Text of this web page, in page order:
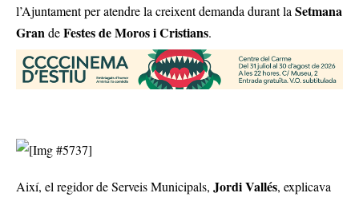
l’Ajuntament per atendre la creixent demanda durant la Setmana
GrandeFestes de Moros i Cristians.
Així, el regidor de Serveis Municipals, Jordi Vallés, explicava